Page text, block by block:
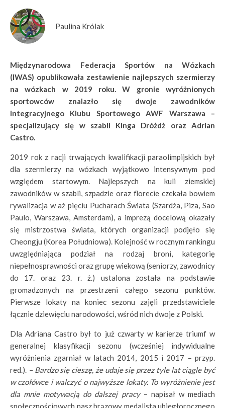
Paulina Królak
Międzynarodowa Federacja Sportów na Wózkach
(IWAS) opublikowała zestawienie najlepszych szermierzy
na wózkach w 2019 roku. W gronie wyróżnionych
sportowców znalazło się dwoje zawodników
Integracyjnego Klubu Sportowego AWF Warszawa –
specjalizujący się w szabli Kinga Dróżdż oraz Adrian
Castro.
2019 rok z racji trwających kwalifikacji paraolimpijskich był
dla szermierzy na wózkach wyjątkowo intensywnym pod
względem startowym. Najlepszych na kuli ziemskiej
zawodników w szabli, szpadzie oraz florecie czekała bowiem
rywalizacja w aż pięciu Pucharach Świata (Szardża, Piza, Sao
Paulo, Warszawa, Amsterdam), a imprezą docelową okazały
się mistrzostwa świata, których organizacji podjęło się
Cheongju (Korea Południowa). Kolejność w rocznym rankingu
uwzględniająca podział na rodzaj broni, kategorię
niepełnosprawności oraz grupę wiekową (seniorzy, zawodnicy
do 17. oraz 23. r. ż.) ustalona została na podstawie
gromadzonych na przestrzeni całego sezonu punktów.
Pierwsze lokaty na koniec sezonu zajęli przedstawiciele
łącznie dziewięciu narodowości, wśród nich dwoje z Polski.
Dla Adriana Castro był to już czwarty w karierze triumf w
generalnej klasyfikacji sezonu (wcześniej indywidualne
wyróżnienia zgarniał w latach 2014, 2015 i 2017 – przyp.
red.). – Bardzo się cieszę, że udaje się przez tyle lat ciągle być
w czołówce i walczyć o najwyższe lokaty. To wyróżnienie jest
dla mnie motywacją do dalszej pracy– napisał w mediach
społecznościowych nasz brązowy medalista ubiegłorocznego